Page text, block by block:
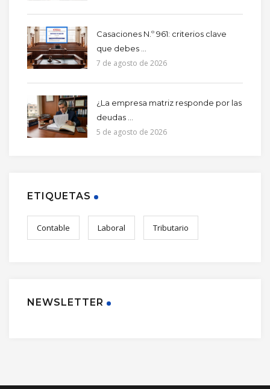
Casaciones N.º 961: criterios clave
que debes ...
7 de agosto de 2026
¿La empresa matriz responde por las
deudas ...
5 de agosto de 2026
ETIQUETAS
Contable Laboral Tributario
NEWSLETTER